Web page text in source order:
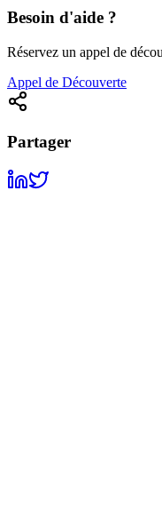
Besoin d'aide ?
Réservez un appel de
Appel de Découverte
Partager